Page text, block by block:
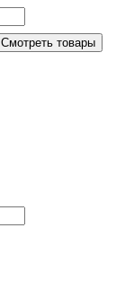
Смотреть товары